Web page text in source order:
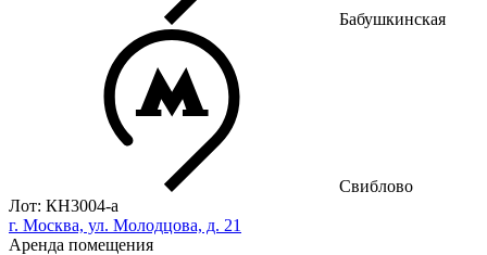
Бабушкинская
Свиблово
Лот: КН3004-a
г. Москва, ул. Молодцова, д. 21
Аренда помещения